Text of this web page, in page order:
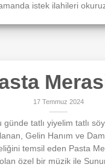
istek ilahileri
17 Temmuz 2024
günde tatlı yiyelim tatlı
Gelin Hanım ve
temsil eden Pasta
özel bir müzik ile